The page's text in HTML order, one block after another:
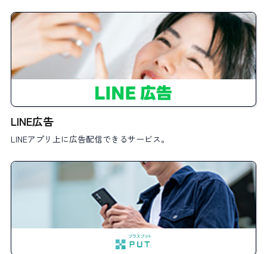
LINE広告
LINEアプリ上に広告配信できるサービス。